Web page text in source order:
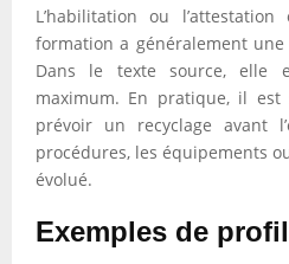
L’habilitation ou
formation a généralement
Dans le texte source, elle
maximum. En pratique, il est
prévoir un recyclage avant
procédures, les équipements
évolué.
Exemples de